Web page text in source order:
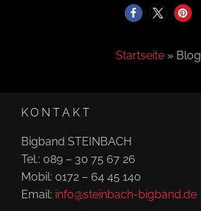
Startseite» Blog
KONTAKT
Bigband STEINBACH
Tel.: 089 – 30 75 67 26
Mobil: 0172 – 64 45 140
Email: info@steinbach-bigband.de